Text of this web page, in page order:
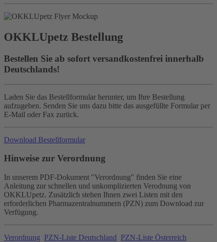
OKKLUpetz Bestellung
Bestellen Sie ab sofort versandkostenfrei innerhalb
Deutschlands!
Laden Sie das Bestellformular herunter, um Ihre Bestellung
aufzugeben. Senden Sie uns dazu bitte das ausgefüllte Formular per
E-Mail oder Fax zurück.
Download Bestellformular
Hinweise zur Verordnung
In unserem PDF-Dokument "Verordnung" finden Sie eine
Anleitung zur schnellen und unkomplizierten Verodnung von
OKKLUpetz. Zusätzlich stehen Ihnen zwei Listen mit den
erforderlichen Pharmazentralnummern (PZN) zum Download zur
Verfügung.
Verordnung PZN-Liste Deutschland PZN-Liste Österreich